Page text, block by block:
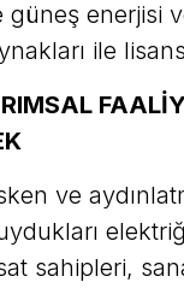
güneş
ile
ve
sahipleri,